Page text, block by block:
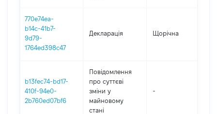
770e74ea-
b14c-41b7-
9d79-
1764ed398c47
Декларація Щорічна
b13fec74-bd17-
410f-94e0-
2b760ed07bf6
Повідомлення
про суттєві
зміни y
майновому
стані
-